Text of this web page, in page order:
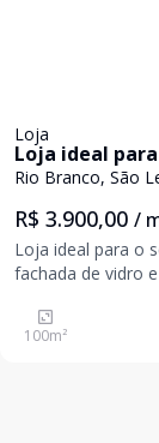
Loja
Loja ideal
Rio Branco, São
R$ 3.900,00 /
Loja ideal para o
fachada de vidro e porta de enrolar. Grande fluxo de
conhecer.
prévio.
100m²